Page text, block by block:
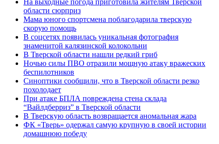
На выходные погода приготовила жителям Тверской
области сюрприз
Мама юного спортсмена поблагодарила тверскую
скорую помощь
В соцсетях появилась уникальная фотография
знаменитой калязинской колокольни
В Тверской области нашли редкий гриб
Ночью силы ПВО отразили мощную атаку вражеских
беспилотников
Синоптики сообщили, что в Тверской области резко
похолодает
При атаке БПЛА повреждена стена склада
“Вайлдберриз” в Тверской области
В Тверскую область возвращается аномальная жара
ФК «Тверь» одержал самую крупную в своей истории
домашнюю победу